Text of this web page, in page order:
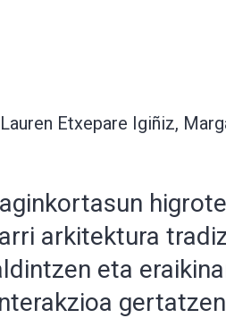
Etxepare Igiñiz,
arkitektura
eta